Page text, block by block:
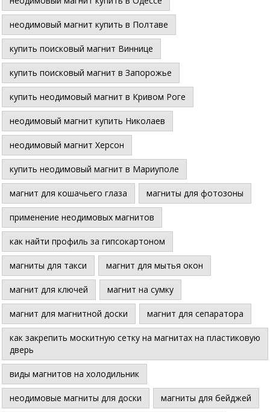
неодимовый магнит купить в Полтаве
купить поисковый магнит Виннице
купить поисковый магнит в Запорожье
купить неодимовый магнит в Кривом Роге
неодимовый магнит купить Николаев
неодимовый магнит Херсон
купить неодимовый магнит в Мариуполе
магнит для кошачьего глаза магниты для фотозоны
применение неодимовых магнитов
как найти профиль за гипсокартоном
магниты для такси магнит для мытья окон
магнит для ключей магнит на сумку
магнит для магнитной доски магнит для сепаратора
как закрепить москитную сетку на магнитах на пластиковую
дверь
виды магнитов на холодильник
неодимовые магниты для доски магниты для бейджей